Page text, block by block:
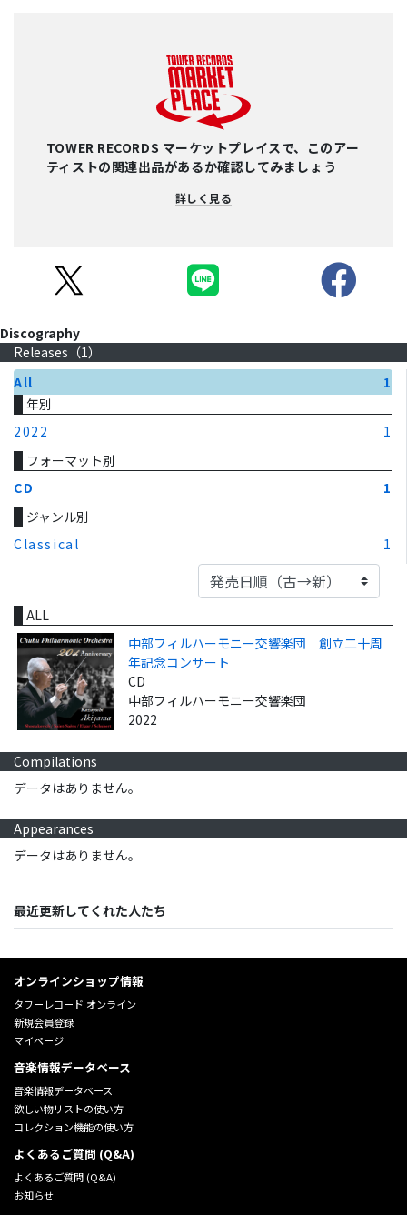
TOWER RECORDS マーケットプレイスで、このアー
ティストの関連出品があるか確認してみましょう
詳しく見る
Discography
Releases（1）
All
1
年別
2022
1
フォーマット別
CD
1
ジャンル別
Classical
1
ALL
中部フィルハーモニー交響楽団 創立二十周
年記念コンサート
CD
中部フィルハーモニー交響楽団
2022
Compilations
データはありません。
Appearances
データはありません。
最近更新してくれた人たち
オンラインショップ情報
タワーレコード オンライン
新規会員登録
マイページ
音楽情報データベース
音楽情報データベース
欲しい物リストの使い方
コレクション機能の使い方
よくあるご質問 (Q&A)
よくあるご質問 (Q&A)
お知らせ